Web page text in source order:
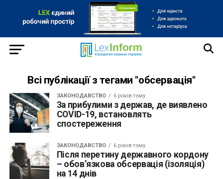
Всі публікації з тегами "обсервація"
ЗАКОНОДАВСТВО 6 років тому
За прибулими з держав, де виявлено
COVID-19, встановлять
спостереження
ЗАКОНОДАВСТВО 6 років тому
Після перетину державного кордону
– обов’язкова обсервація (ізоляція)
на 14 днів